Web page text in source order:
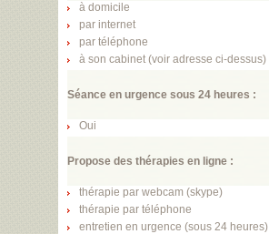
à domicile
par internet
par téléphone
à son cabinet (voir adresse ci-dessus)
Séance en urgence sous 24 heures :
Oui
Propose des thérapies en ligne :
thérapie par webcam (skype)
thérapie par téléphone
entretien en urgence (sous 24 heures)